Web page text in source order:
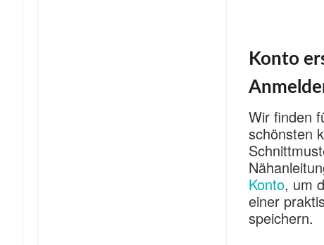
Konto
Wir finden
schönsten
Konto, um
einer
speichern.